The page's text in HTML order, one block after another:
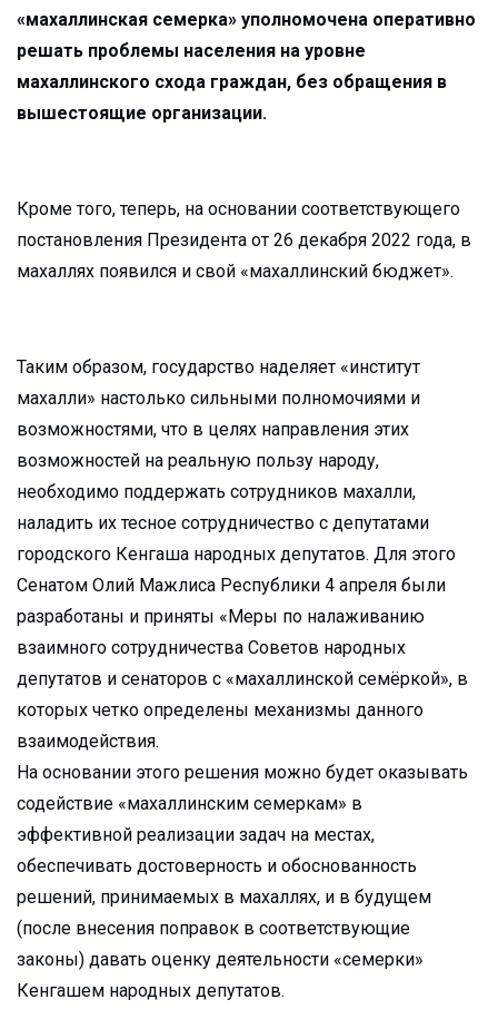
«махаллинская семерка» уполномочена оперативно
решать проблемы населения на уровне
махаллинского схода граждан, без обращения в
вышестоящие организации.
Кроме того, теперь, на основании соответствующего
постановления Президента от 26 декабря 2022 года, в
махаллях появился и свой «махаллинский бюджет».
Таким образом, государство наделяет «институт
махалли» настолько сильными полномочиями и
возможностями, что в целях направления этих
возможностей на реальную пользу народу,
необходимо поддержать сотрудников махалли,
наладить их тесное сотрудничество с депутатами
городского Кенгаша народных депутатов. Для этого
Сенатом Олий Мажлиса Республики 4 апреля были
разработаны и приняты «Меры по налаживанию
взаимного сотрудничества Советов народных
депутатов и сенаторов с «махаллинской семёркой», в
которых четко определены механизмы данного
взаимодействия.
На основании этого решения можно будет оказывать
содействие «махаллинским семеркам» в
эффективной реализации задач на местах,
обеспечивать достоверность и обоснованность
решений, принимаемых в махаллях, и в будущем
(после внесения поправок в соответствующие
законы) давать оценку деятельности «семерки»
Кенгашем народных депутатов.